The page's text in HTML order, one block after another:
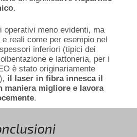
.
operativi meno evidenti, ma
reali come per esempio nel
inferiori (tipici dei
e lattoneria, per i
è stato originariamente
il laser in fibra innesca il
maniera migliore e lavora
.